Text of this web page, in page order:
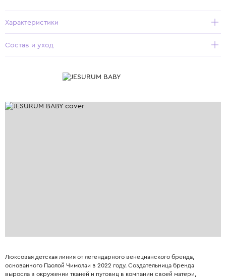
Характеристики
Состав и уход
Люксовая детская линия от легендарного венецианского бренда,
основанного Паолой Чимолаи в 2022 году. Создательница бренда
выросла в окружении тканей и пуговиц в компании своей матери,